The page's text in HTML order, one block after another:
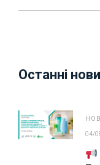
Останні
04/